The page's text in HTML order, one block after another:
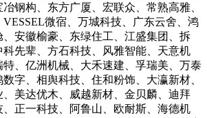
钢构、东方广厦、宏联众、常熟高雅、
微宿、万城科技、广东云舍、鸿
安徽榆豪、东绿住工、江盛集团、拆
先辈、方石科技、风雅智能、天意机
、亿洲机械、大禾速建、孚瑞美、万泰
字、相舆科技、住和粉饰、大瀛新材、
美达优木、威越新材、金贝麟、迪拜
正一科技、阿鲁山、欧耐斯、海德机